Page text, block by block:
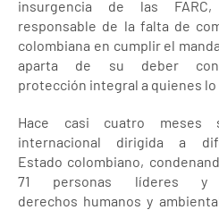
insurgencia de las FARC,
responsable de la falta de
colombiana en cumplir el
aparta de su deber
protección integral a quienes lo
Hace casi cuatro meses
internacional dirigida a
Estado colombiano,
71 personas líderes
derechos humanos y